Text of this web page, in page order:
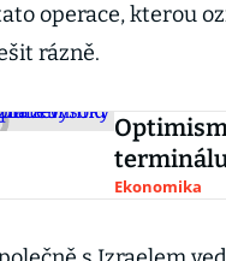
operace, kterou
rázně.
Ekonomika